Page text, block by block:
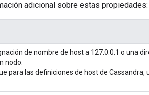
adicional sobre estas propiedades:
de nombre de host a 127.0.0.1 o una
nodo.
para las definiciones de host de Cassandra,